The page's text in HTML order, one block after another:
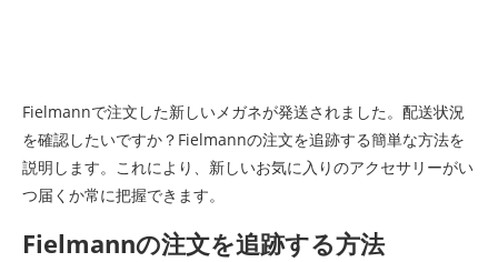
Fielmannで注文した新しいメガネが発送されました。配送状況
を確認したいですか？Fielmannの注文を追跡する簡単な方法を
説明します。これにより、新しいお気に入りのアクセサリーがい
つ届くか常に把握できます。
Fielmannの注文を追跡する方法